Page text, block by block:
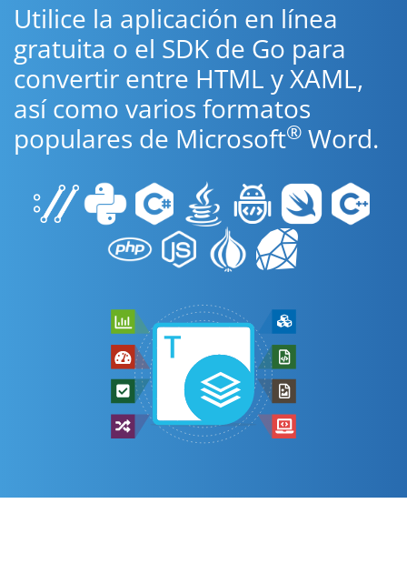
Utilice la aplicación en línea
gratuita o el SDK de Go para
convertir entre HTML y XAML,
así como varios formatos
populares de Microsoft® Word.